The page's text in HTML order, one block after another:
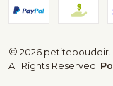
2026 petiteboudoir.
All Rights Reserved.